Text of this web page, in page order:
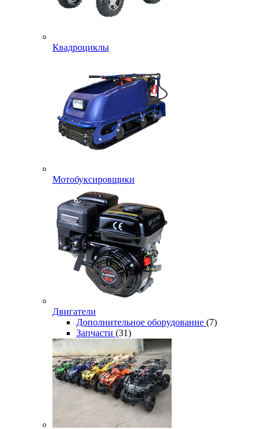
Квадроциклы
Мотобуксировщики
Двигатели
Дополнительное оборудование (7)
Запчасти (31)